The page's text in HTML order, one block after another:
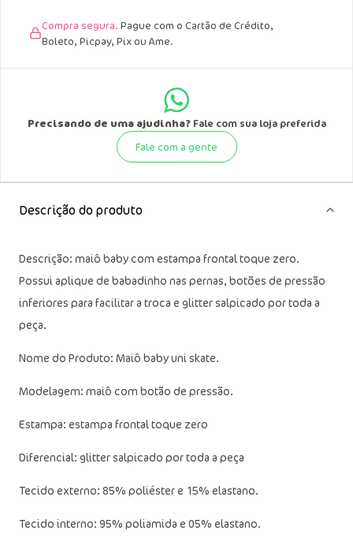
Compra segura. Pague com o Cartão de Crédito,
Boleto, Picpay, Pix ou Ame.
Precisando de uma ajudinha?Fale com sua loja preferida
Fale com a gente
Descrição do produto
Descrição: maiô baby com estampa frontal toque zero.
Possui aplique de babadinho nas pernas, botões de pressão
inferiores para facilitar a troca e glitter salpicado por toda a
peça.
Nome do Produto: Maiô baby uni skate.
Modelagem: maiô com botão de pressão.
Estampa: estampa frontal toque zero
Diferencial: glitter salpicado por toda a peça
Tecido externo: 85% poliéster e 15% elastano.
Tecido interno: 95% poliamida e 05% elastano.